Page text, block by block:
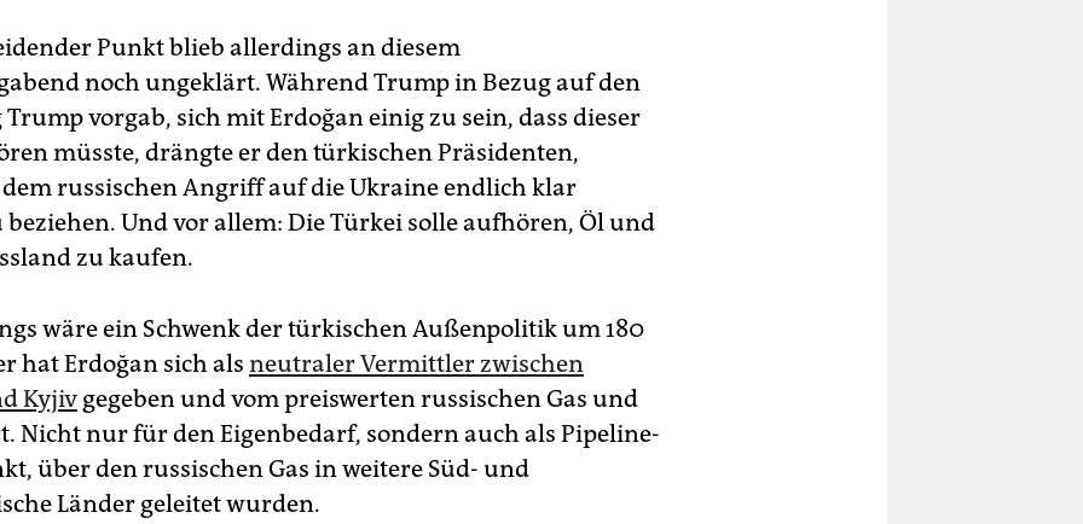
Punkt blieb allerdings an diesem
noch ungeklärt. Während Trump in Bezug auf den
Trump vorgab, sich mit Erdoğan einig zu sein, dass dieser
müsste, drängte er den türkischen Präsidenten,
russischen Angriff auf die Ukraine endlich klar
beziehen. Und vor allem: Die Türkei solle aufhören, Öl und
zu kaufen.
wäre ein Schwenk der türkischen Außenpolitik um 180
hat Erdoğan sich als neutraler Vermittler zwischen
Kyjiv gegeben und vom preiswerten russischen Gas und
Nicht nur für den Eigenbedarf, sondern auch als Pipeline-
über den russischen Gas in weitere Süd- und
Länder geleitet wurden.